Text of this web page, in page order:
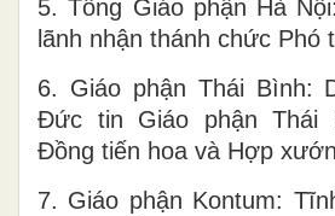
5. Tổng Giáo phận Hà
lãnh nhận thánh chức Phó
6. Giáo phận Thái Bình:
Đức tin Giáo phận Thái
Đồng tiến hoa và Hợp
7. Giáo phận Kontum: